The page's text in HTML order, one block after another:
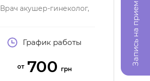
Врач акушер-гинеколог,
специалист в
гинекологии, член
ассоциации акушеров-
График работы
от 700 грн
Запись на прием